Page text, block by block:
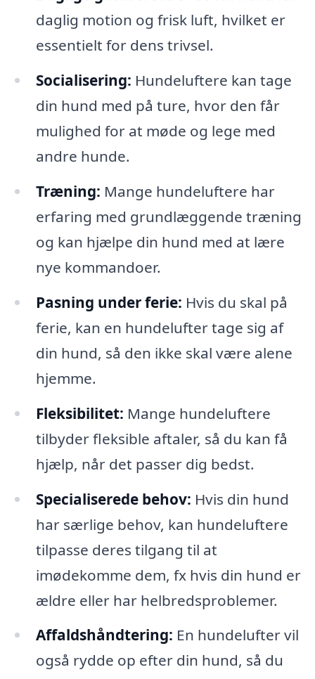
daglig motion og frisk luft, hvilket er
essentielt for dens trivsel.
Socialisering: Hundeluftere kan tage
din hund med på ture, hvor den får
mulighed for at møde og lege med
andre hunde.
Træning: Mange hundeluftere har
erfaring med grundlæggende træning
og kan hjælpe din hund med at lære
nye kommandoer.
Pasning under ferie: Hvis du skal på
ferie, kan en hundelufter tage sig af
din hund, så den ikke skal være alene
hjemme.
Fleksibilitet: Mange hundeluftere
tilbyder fleksible aftaler, så du kan få
hjælp, når det passer dig bedst.
Specialiserede behov: Hvis din hund
har særlige behov, kan hundeluftere
tilpasse deres tilgang til at
imødekomme dem, fx hvis din hund er
ældre eller har helbredsproblemer.
Affaldshåndtering: En hundelufter vil
også rydde op efter din hund, så du